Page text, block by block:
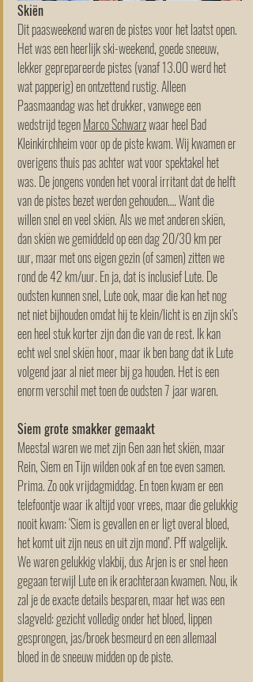
Skiën
Dit paasweekend waren de pistes voor het laatst open.
Het was een heerlijk ski-weekend, goede sneeuw,
lekker geprepareerde pistes (vanaf 13.00 werd het
wat papperig) en ontzettend rustig. Alleen
Paasmaandag was het drukker, vanwege een
wedstrijd tegen Marco Schwarz waar heel Bad
Kleinkirchheim voor op de piste kwam. Wij kwamen er
overigens thuis pas achter wat voor spektakel het
was. De jongens vonden het vooral irritant dat de helft
van de pistes bezet werden gehouden…. Want die
willen snel en veel skiën. Als we met anderen skiën,
dan skiën we gemiddeld op een dag 20/30 km per
uur, maar met ons eigen gezin (of samen) zitten we
rond de 42 km/uur. En ja, dat is inclusief Lute. De
oudsten kunnen snel, Lute ook, maar die kan het nog
net niet bijhouden omdat hij te klein/licht is en zijn ski’s
een heel stuk korter zijn dan die van de rest. Ik kan
echt wel snel skiën hoor, maar ik ben bang dat ik Lute
volgend jaar al niet meer bij ga houden. Het is een
enorm verschil met toen de oudsten 7 jaar waren.
Siem grote smakker gemaakt
Meestal waren we met zijn 6en aan het skiën, maar
Rein, Siem en Tijn wilden ook af en toe even samen.
Prima. Zo ook vrijdagmiddag. En toen kwam er een
telefoontje waar ik altijd voor vrees, maar die gelukkig
nooit kwam: ‘Siem is gevallen en er ligt overal bloed,
het komt uit zijn neus en uit zijn mond’. Pff walgelijk.
We waren gelukkig vlakbij, dus Arjen is er snel heen
gegaan terwijl Lute en ik erachteraan kwamen. Nou, ik
zal je de exacte details besparen, maar het was een
slagveld: gezicht volledig onder het bloed, lippen
gesprongen, jas/broek besmeurd en een allemaal
bloed in de sneeuw midden op de piste.